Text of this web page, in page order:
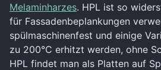
Melaminharzes. HPL ist so
für Fassadenbeplankungen
spülmaschinenfest und einige
zu 200°C erhitzt werden, ohne
HPL findet man als Platten auf